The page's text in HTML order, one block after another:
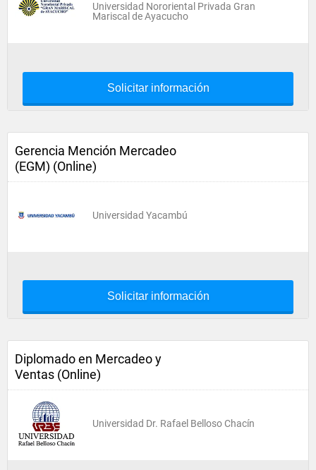
Universidad Nororiental Privada Gran
Mariscal de Ayacucho
Solicitar información
Gerencia Mención Mercadeo
(EGM) (Online)
Universidad Yacambú
Solicitar información
Diplomado en Mercadeo y
Ventas (Online)
Universidad Dr. Rafael Belloso Chacín